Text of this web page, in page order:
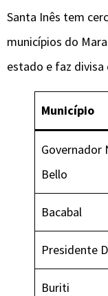
Santa Inês tem
municípios do
estado e faz divisa
Município
Governador
Bello
Bacabal
Presidente
Buriti